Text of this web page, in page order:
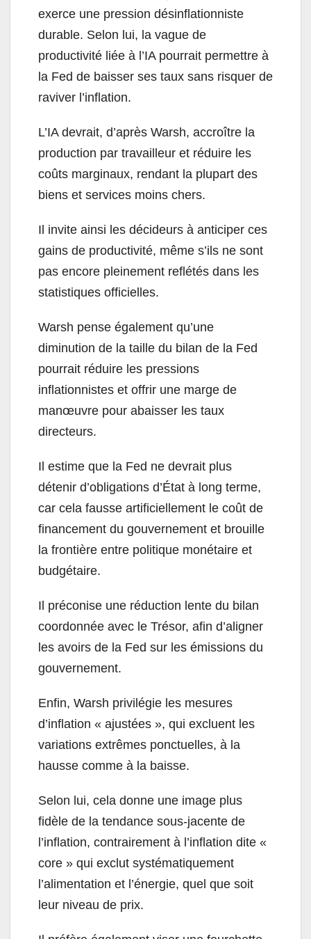
exerce une pression désinflationniste
durable. Selon lui, la vague de
productivité liée à l’IA pourrait permettre à
la Fed de baisser ses taux sans risquer de
raviver l’inflation.
L’IA devrait, d’après Warsh, accroître la
production par travailleur et réduire les
coûts marginaux, rendant la plupart des
biens et services moins chers.
Il invite ainsi les décideurs à anticiper ces
gains de productivité, même s’ils ne sont
pas encore pleinement reflétés dans les
statistiques officielles.
Warsh pense également qu’une
diminution de la taille du bilan de la Fed
pourrait réduire les pressions
inflationnistes et offrir une marge de
manœuvre pour abaisser les taux
directeurs.
Il estime que la Fed ne devrait plus
détenir d’obligations d’État à long terme,
car cela fausse artificiellement le coût de
financement du gouvernement et brouille
la frontière entre politique monétaire et
budgétaire.
Il préconise une réduction lente du bilan
coordonnée avec le Trésor, afin d’aligner
les avoirs de la Fed sur les émissions du
gouvernement.
Enfin, Warsh privilégie les mesures
d’inflation « ajustées », qui excluent les
variations extrêmes ponctuelles, à la
hausse comme à la baisse.
Selon lui, cela donne une image plus
fidèle de la tendance sous-jacente de
l’inflation, contrairement à l’inflation dite «
core » qui exclut systématiquement
l’alimentation et l’énergie, quel que soit
leur niveau de prix.